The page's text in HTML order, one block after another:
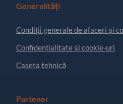
Generalități
Condiţii generale de afaceri și
Confidențialitate și cookie-uri
Caseta tehnică
Partener